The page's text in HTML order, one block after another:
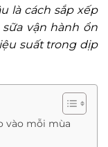
là cách sắp xếp
vận hành ổn
suất trong dịp
vào mỗi mùa